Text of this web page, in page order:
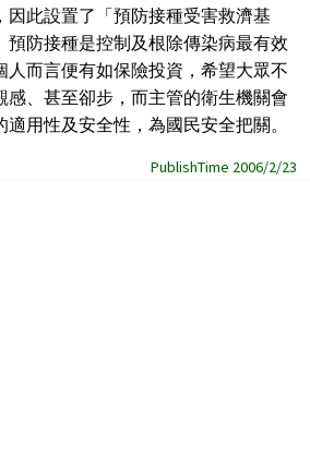
因此設置了「預防接種受害救濟基
預防接種是控制及根除傳染病最有效
人而言便有如保險投資，希望大眾不
感、甚至卻步，而主管的衛生機關會
用性及安全性，為國民安全把關。
PublishTime 2006/2/23